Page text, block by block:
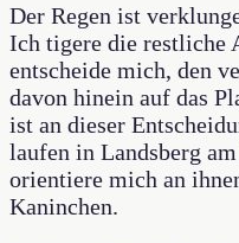
Der Regen ist
Ich tigere die restliche
entscheide mich, den
davon hinein auf das
ist an dieser
laufen in Landsberg
orientiere mich an
Kaninchen.